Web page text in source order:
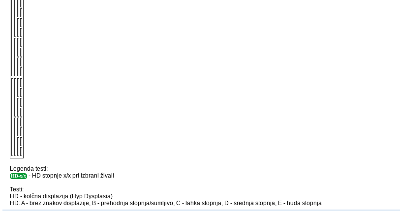
Legenda testi:
HD-x/x - HD stopnje x/x pri izbrani živali
Testi:
HD - kolčna displazija (Hyp Dysplasia)
HD: A - brez znakov displazije, B - prehodnja stopnja/sumljivo, C - lahka stopnja, D - srednja stopnja, E - huda stopnja